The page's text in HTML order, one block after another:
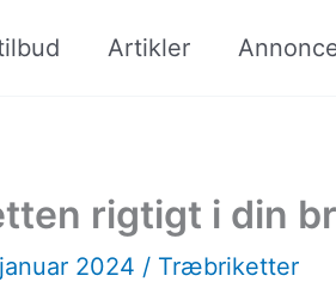
Artikler
rigtigt i din
2024 / Træbriketter